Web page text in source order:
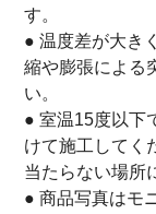
す。
● 温度差が大き
縮や膨張による
い。
● 室温15度以下
けて施工して
当たらない場所
● 商品写真はモ